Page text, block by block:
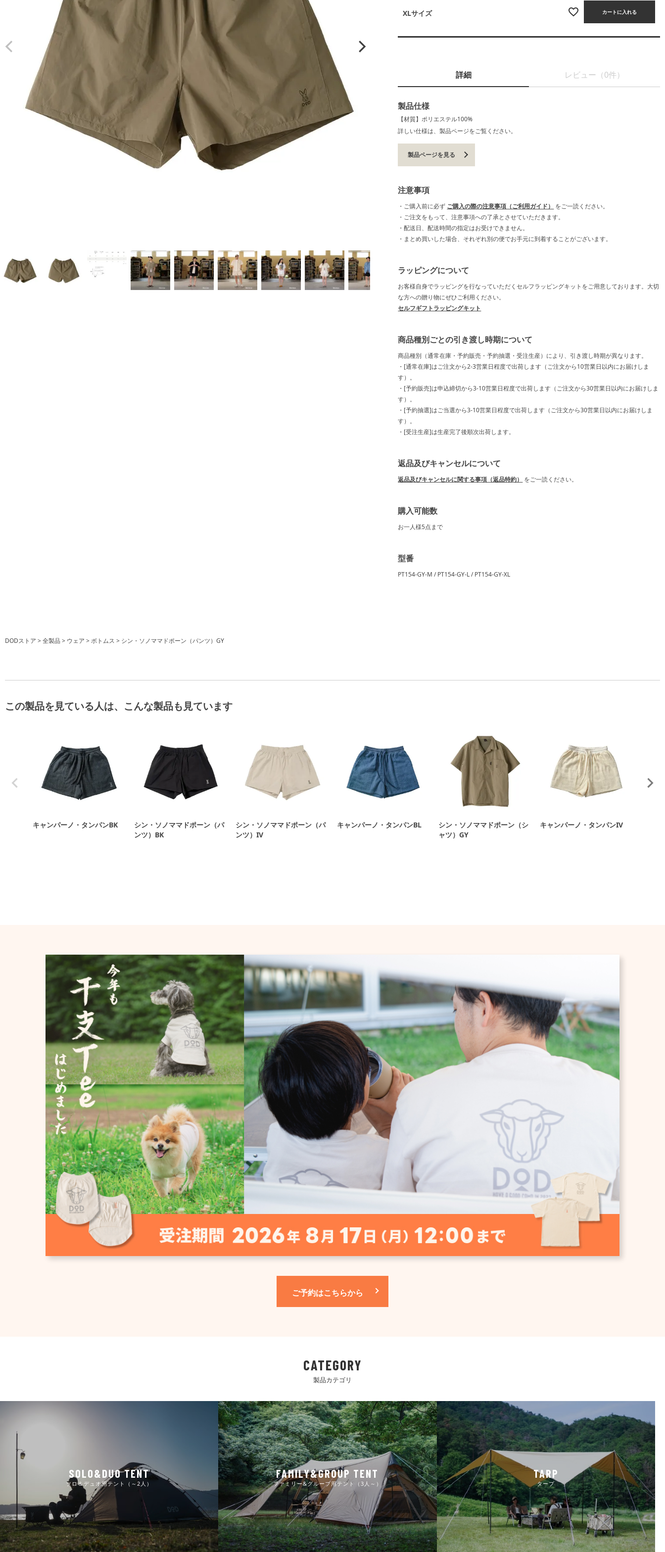
XLサイズ カートに入れる
詳細 レビュー（0件）
製品仕様
【材質】ポリエステル100%
詳しい仕様は、製品ページをご覧ください。
製品ページを見る
注意事項
・ご購入前に必ず ご購入の際の注意事項（ご利用ガイド）
をご一読ください。
・ご注文をもって、注意事項への了承とさせていただきます。
・配送日、配送時間の指定はお受けできません。
・まとめ買いした場合、それぞれ別の便でお手元に到着することがございます。
ラッピングについて
お客様自身でラッピングを行なっていただくセルフラッピングキットをご用意しております。大切
な方への贈り物にぜひご利用ください。
セルフギフトラッピングキット
商品種別ごとの引き渡し時期について
商品種別（通常在庫・予約販売・予約抽選・受注生産）により、引き渡し時期が異なります。
・[通常在庫]はご注文から2-3営業日程度で出荷します（ご注文から10営業日以内にお届けしま
す）。
・[予約販売]は申込締切から3-10営業日程度で出荷します（ご注文から30営業日以内にお届けしま
す）。
・[予約抽選]はご当選から3-10営業日程度で出荷します（ご注文から30営業日以内にお届けしま
す）。
・[受注生産]は生産完了後順次出荷します。
返品及びキャンセルについて
返品及びキャンセルに関する事項（返品特約） をご一読ください。
購入可能数
お一人様5点まで
型番
PT154-GY-M / PT154-GY-L / PT154-GY-XL
DODストア 全製品 ウェア ボトムス シン・ソノママドポーン（パンツ）GY
この製品を見ている人は、こんな製品も見ています
キャンパーノ・タンパンBK
シン・ソノママドポーン（パ
ンツ）BK
シン・ソノママドポーン（パ
ンツ）IV
キャンパーノ・タンパンBL
シン・ソノママドポーン（シ
ャツ）GY
キャンパーノ・タンパンIV
ご予約はこちらから
CATEGORY
製品カテゴリ
SOLO&DUO TENT
ソロ＆デュオ用テント（～2人）
FAMILY&GROUP TENT
ファミリー&グループ用テント（3人～）
TARP
タープ